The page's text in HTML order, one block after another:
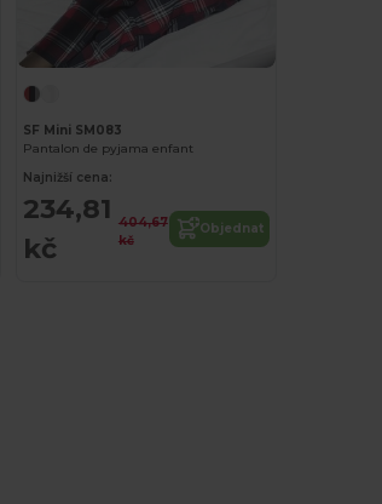
SF Mini SM083
Pantalon de pyjama enfant
Najnižší cena:
234,81
kč
404,67
kč
Objednat